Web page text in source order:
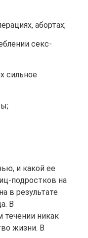
абортах;
секс-
сильное
и какой ее
подростков на
в результате
В
никак
жизни. В